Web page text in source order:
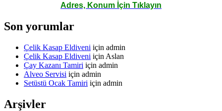
Adres, Konum İçin Tıklayın
Son yorumlar
Çelik Kasap Eldiveni için admin
Çelik Kasap Eldiveni için Aslan
Çay Kazanı Tamiri için admin
Alveo Servisi için admin
Setüstü Ocak Tamiri için admin
Arşivler